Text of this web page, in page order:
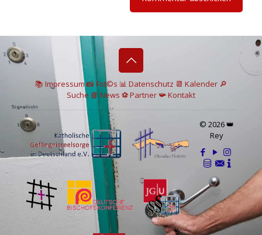
📚 Impressum📸Fot©s 📊 Datenschutz 📆 Kalender 🔎
Suche 📘 News ⚽Partner📯Kontakt
© 2026 👑
Rey